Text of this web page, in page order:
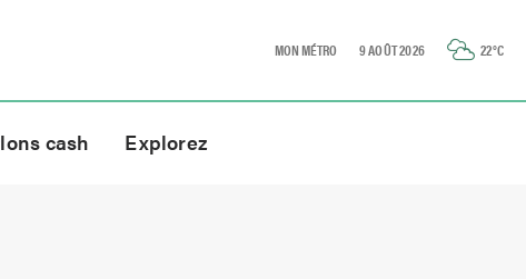
MON MÉTRO 9 AOÛT 2026 22°C
cash Explorez